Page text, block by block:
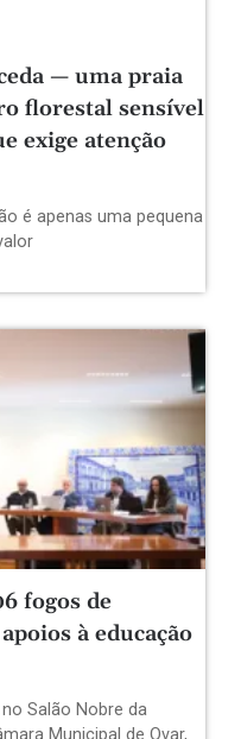
— uma praia
florestal sensível
exige atenção
é apenas uma pequena
fogos de
à educação
Salão Nobre da
Municipal de Ovar,